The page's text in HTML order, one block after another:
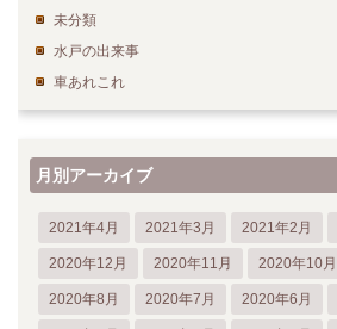
未分類
水戸の出来事
車あれこれ
月別アーカイブ
2021年4月 2021年3月 2021年2月
2020年12月 2020年11月 2020年10月
2020年8月 2020年7月 2020年6月